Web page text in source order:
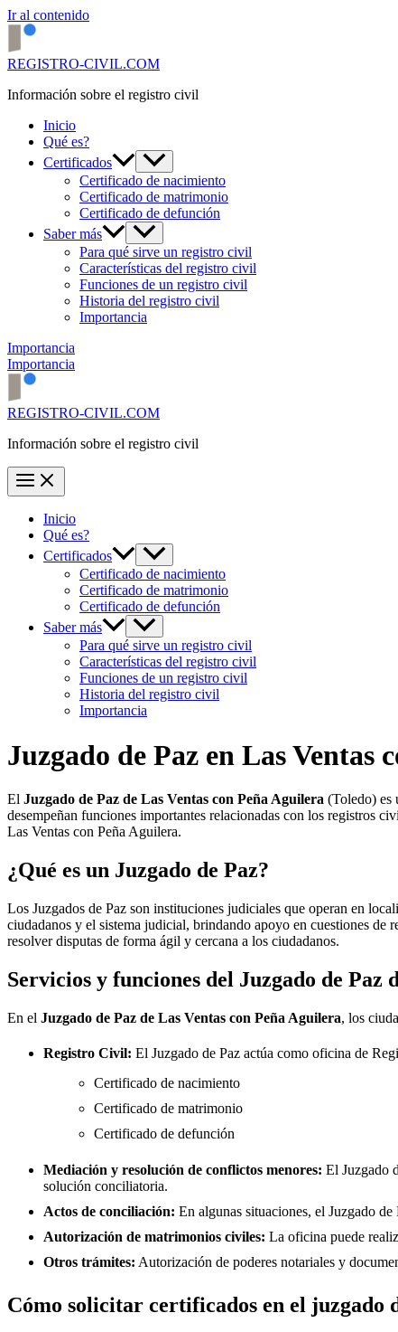
Ir al contenido
REGISTRO-CIVIL.COM
Información sobre el registro civil
Inicio
Qué es?
Certificados
Certificado de nacimiento
Certificado de matrimonio
Certificado de defunción
Saber más
Para qué sirve un registro civil
Características del registro civil
Funciones de un registro civil
Historia del registro civil
Importancia
Importancia
Importancia
REGISTRO-CIVIL.COM
Información sobre el registro civil
Inicio
Qué es?
Certificados
Certificado de nacimiento
Certificado de matrimonio
Certificado de defunción
Saber más
Para qué sirve un registro civil
Características del registro civil
Funciones de un registro civil
Historia del registro civil
Importancia
Juzgado de Paz en Las Ventas
El Juzgado de Paz de Las Ventas con Peña Aguilera (Toledo) es
desempeñan funciones importantes relacionadas con los registros
Las Ventas con Peña Aguilera.
¿Qué es un Juzgado de Paz?
Los Juzgados de Paz son instituciones judiciales que operan en
ciudadanos y el sistema judicial, brindando apoyo en cuestiones
resolver disputas de forma ágil y cercana a los ciudadanos.
Servicios y funciones del Juzgado de Paz
En el Juzgado de Paz de Las Ventas con Peña Aguilera, los
Registro Civil: El Juzgado de Paz actúa como oficina de
Certificado de nacimiento
Certificado de matrimonio
Certificado de defunción
Mediación y resolución de conflictos menores: El Juzgado
solución conciliatoria.
Actos de conciliación: En algunas situaciones, el Juzgado
Autorización de matrimonios civiles: La oficina puede
Otros trámites: Autorización de poderes notariales y
Cómo solicitar certificados en el juzgado